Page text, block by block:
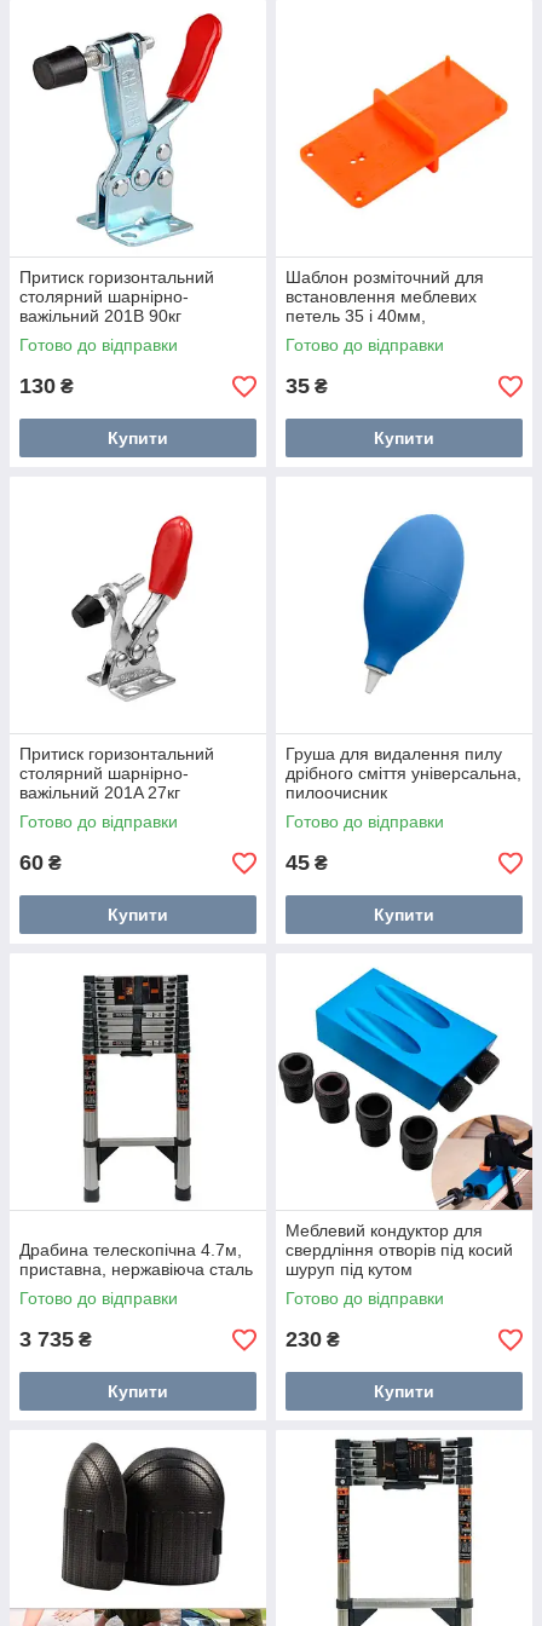
Притиск горизонтальний
столярний шарнірно-
важільний 201B 90кг
Готово до відправки
130 ₴
Купити
Шаблон розміточний для
встановлення меблевих
петель 35 і 40мм,
двосторонній
Готово до відправки
35 ₴
Купити
Притиск горизонтальний
столярний шарнірно-
важільний 201A 27кг
Готово до відправки
60 ₴
Купити
Груша для видалення пилу
дрібного сміття універсальна,
пилоочисник
Готово до відправки
45 ₴
Купити
Драбина телескопічна 4.7м,
приставна, нержавіюча сталь
Готово до відправки
3 735 ₴
Купити
Меблевий кондуктор для
свердління отворів під косий
шуруп під кутом
Готово до відправки
230 ₴
Купити